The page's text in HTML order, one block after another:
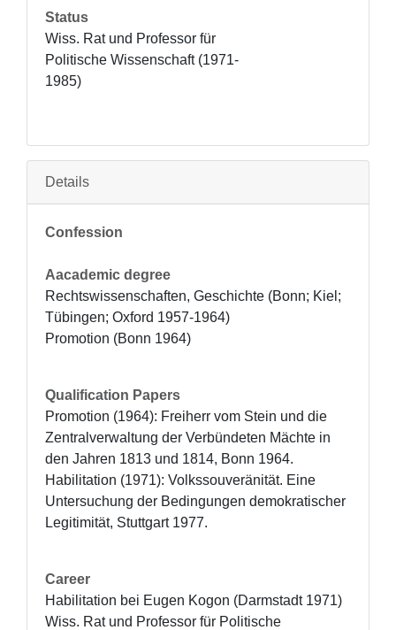
Status
Wiss. Rat und Professor für
Politische Wissenschaft (1971-
1985)
Details
Confession
Aacademic degree
Rechtswissenschaften, Geschichte (Bonn; Kiel;
Tübingen; Oxford 1957-1964)
Promotion (Bonn 1964)
Qualification Papers
Promotion (1964): Freiherr vom Stein und die
Zentralverwaltung der Verbündeten Mächte in
den Jahren 1813 und 1814, Bonn 1964.
Habilitation (1971): Volkssouveränität. Eine
Untersuchung der Bedingungen demokratischer
Legitimität, Stuttgart 1977.
Career
Habilitation bei Eugen Kogon (Darmstadt 1971)
Wiss. Rat und Professor für Politische